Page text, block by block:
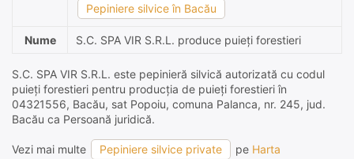
Pepiniere silvice în Bacău
Nume S.C. SPA VIR S.R.L. produce puieți forestieri
S.C. SPA VIR S.R.L. este pepinieră silvică autorizată cu codul
puieți forestieri pentru producția de puieți forestieri în
04321556, Bacău, sat Popoiu, comuna Palanca, nr. 245, jud.
Bacău ca Persoană juridică.
Vezi mai multe Pepiniere silvice private pe Harta